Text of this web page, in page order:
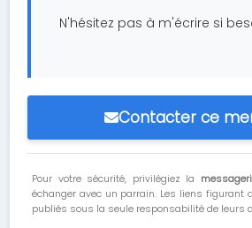
N'hésitez pas à m'écrire si
Contacter ce
Pour votre sécurité, privilégiez la
échanger avec un parrain. Les liens figurant
publiés sous la seule responsabilité de leurs